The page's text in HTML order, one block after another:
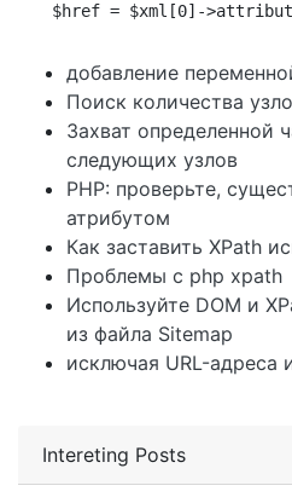
Intereting Posts
$href = $xml[0]-
добавление
Поиск количества
Захват определенной
следующих узлов
PHP: проверьте,
атрибутом
Как заставить XPath
Проблемы с php xpath
Используйте DOM и
из файла Sitemap
исключая URL-адреса